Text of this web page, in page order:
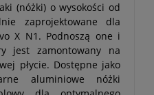
(nóżki) o wysokości od
zaprojektowane dla
X N1. Podnoszą one i
jest zamontowany na
płycie. Dostępne jako
aluminiowe nóżki